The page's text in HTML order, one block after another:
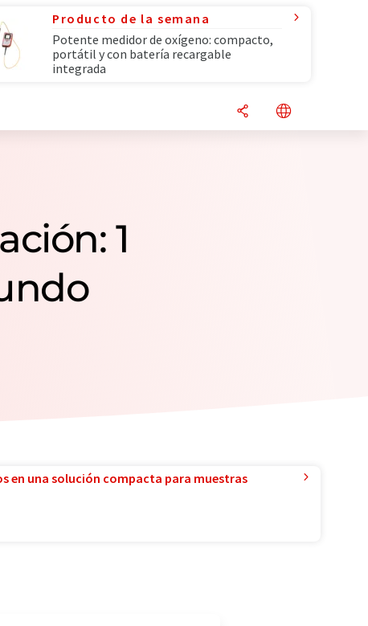
Producto de la semana
Potente medidor de oxígeno: compacto,
portátil y con batería recargable
integrada
1
en una solución compacta para muestras